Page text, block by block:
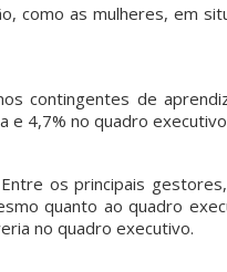
como as mulheres, em
contingentes de
e 4,7% no quadro
os principais
quanto ao quadro
no quadro executivo.
pvmulher
pvmulher